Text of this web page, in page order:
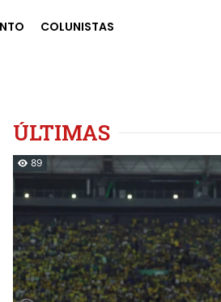
COLUNISTAS
ÚLTIMAS
89